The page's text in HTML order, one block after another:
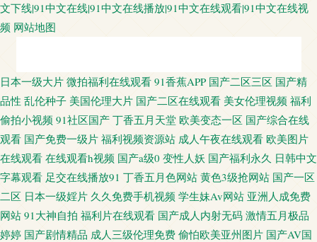
文下线|91中文在线|91中文在线播放|91中文在线观看|91中文在线视
频 网站地图
ts米兰黑丝另类 日韩福利视頻 日韩无码地址一地址二 黄色看片 日韩一二三
视屏 91黄页网址 丰满熟女一区二区三区 三级视频网址 91社精品无码 精品国
产人妻在线 伊人婷婷久久狠狠网 超碰在线910 日韩一级免费 狠狠狠狼鲁欧美
综合网 91不卡在线看 伪娘ts人妖在线 91素人在线精品国产 久久国产91做爱
视频 AV鲁鲁亚洲 欧美日韩综合色 91次元官网首页免费 丁香五月天色色 日本
日本一级大片 微拍福利在线观看 91香蕉APP 国产二区三区 国产精
品性 乱伦种子 美国伦理大片 国产二区在线观看 美女伦理视频 福利
偷拍小视频 91社区国产 丁香五月天堂 欧美变态一区 国产综合在线
观看 国产免费一级片 福利视频资源站 成人午夜在线观看 欧美图片
在线观看 在线观看h视频 国产a级0 变性人妖 国产福利永久 日韩中文
字幕观看 足交在线播放91 丁香五月色网站 黄色3级抢网站 国产一区
二区 日本一级婬片 久久免费手机视频 学生妹Av网站 亚洲人成免费
网站 91大神自拍 福利片在线观看 国产成人内射无码 激情五月极品
婷婷 国产剧情精品 成人三级伦理免费 偷怕欧美亚州图片 国产AV国